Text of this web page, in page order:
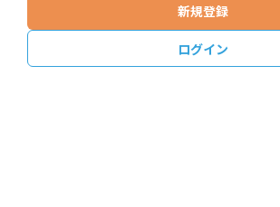
新規登録
ログイン